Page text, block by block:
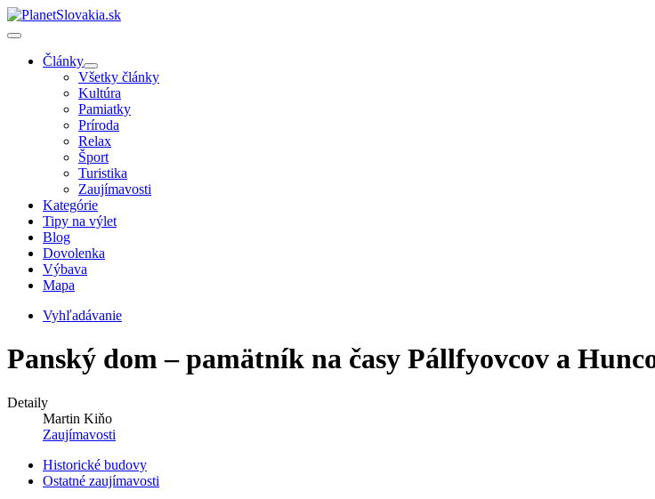
Články
Všetky články
Kultúra
Pamiatky
Príroda
Relax
Šport
Turistika
Zaujímavosti
Kategórie
Tipy na výlet
Blog
Dovolenka
Výbava
Mapa
Vyhľadávanie
Panský dom – pamätník na časy Pállfyovcov a
Detaily
Martin Kiňo
Zaujímavosti
Historické budovy
Ostatné zaujímavosti